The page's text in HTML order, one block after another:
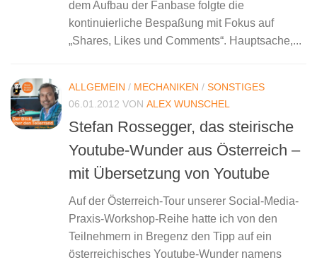
dem Aufbau der Fanbase folgte die
kontinuierliche Bespaßung mit Fokus auf
„Shares, Likes und Comments“. Hauptsache,...
ALLGEMEIN / MECHANIKEN / SONSTIGES
06.01.2012 VON ALEX WUNSCHEL
Stefan Rossegger, das steirische
Youtube-Wunder aus Österreich –
mit Übersetzung von Youtube
Auf der Österreich-Tour unserer Social-Media-
Praxis-Workshop-Reihe hatte ich von den
Teilnehmern in Bregenz den Tipp auf ein
österreichisches Youtube-Wunder namens